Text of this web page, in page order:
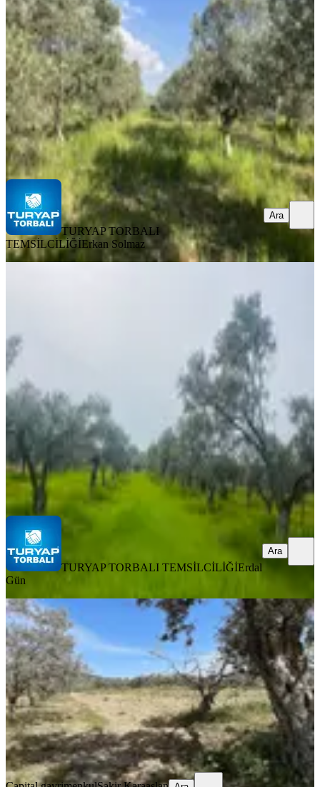
Torbalı, Dirmil Mahallesi
2438 m²·1.436/m² 15.05.2026
3.500.000 ₺ 3.750.000 ₺
TURYAP TORBALI TEMSİLCİLİĞİ Erkan Solmaz
Ara
TURYAP TORBALI
TEMSİLCİLİĞİErkan Solmaz
Ara
Parsel 2504 M2 Satılık Tek Tapu
Elektrik Hattı, Kanalizasyon
17.04.2026
5.350.000 ₺
TURYAP TORBALI TEMSİLCİLİĞİErdal Gün
TURYAP TORBALI TEMSİLCİLİĞİErdal
Gün
Ara
Tek Tapu Köy Civarı
Torbalı, Dirmil Mahallesi
3463 m²
1.170/m²·10.04.2026
4.050.000 ₺
Capital gayrimenkulŞakir Karaaslan
Ara